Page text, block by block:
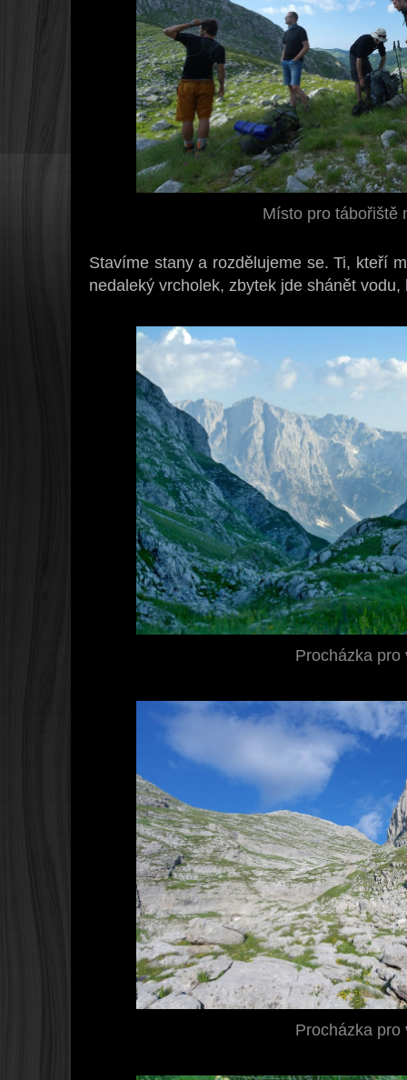
Místo pro tábořiště
Stavíme stany a rozdělujeme se. Ti, kteří
nedaleký vrcholek, zbytek jde shánět
Procházka pro
Procházka pro